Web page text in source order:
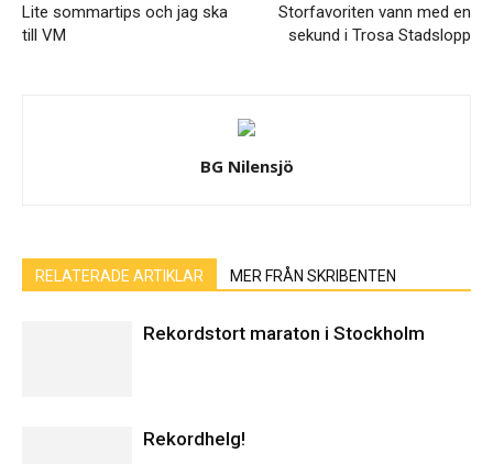
Lite sommartips och jag ska
till VM
Storfavoriten vann med en
sekund i Trosa Stadslopp
BG Nilensjö
RELATERADE ARTIKLAR MER FRÅN SKRIBENTEN
Rekordstort maraton i Stockholm
Rekordhelg!